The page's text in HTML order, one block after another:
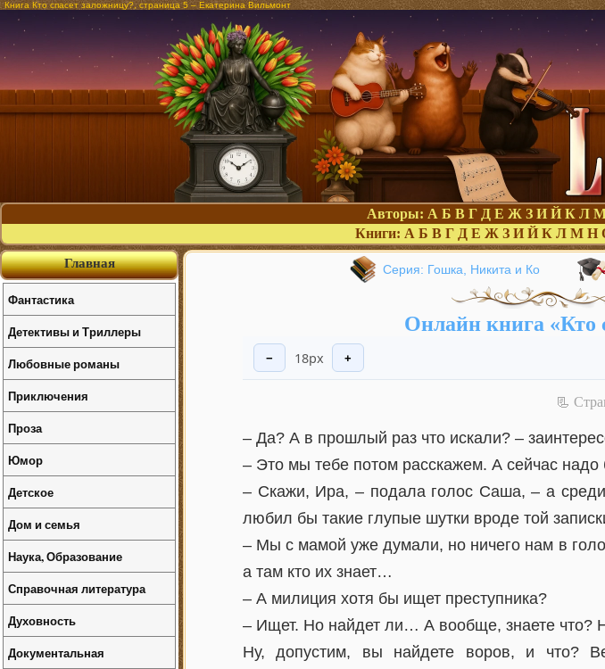
Книга Кто спасет заложницу?, страница 5 – Екатерина Вильмонт
Авторы: А Б В Г Д Е Ж З И Й К Л
Книги: А Б В Г Д Е Ж З И Й К Л М Н
Серия: Гошка, Никита и Ко
Онлайн книга «Кто
− 18px +
📃
– Да? А в прошлый раз что искали? –
– Это мы тебе потом расскажем. А сейчас
– Скажи, Ира, – подала голос Саша, – а
любил бы такие глупые шутки вроде той
– Мы с мамой уже думали, но ничего нам в
а там кто их знает…
– А милиция хотя бы ищет преступника?
– Ищет. Но найдет ли… А вообще, знаете что?
Ну, допустим, вы найдете воров, и что?
Главная
Фантастика
Детективы и Триллеры
Любовные романы
Приключения
Проза
Юмор
Детское
Дом и семья
Наука, Образование
Справочная литература
Духовность
Документальная